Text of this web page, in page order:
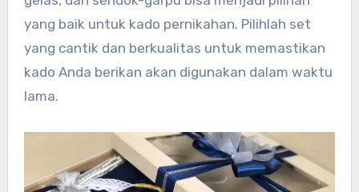
yang baik untuk kado pernikahan. Pilihlah set
yang cantik dan berkualitas untuk memastikan
kado Anda berikan akan digunakan dalam waktu
lama.